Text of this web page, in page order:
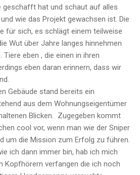
geschafft hat und schaut auf alles
wie das Projekt gewachsen ist. Die
für sich, es schlägt einem teilweise
Wut über Jahre langes hinnehmen
Tiere eben , die einen in ihren
eben daran erinnern, dass wir
Gebäude stand bereits ein
aus dem Wohnungseigentümer
Blicken. Zugegeben kommt
cool vor, wenn man wie der Sniper
um die Mission zum Erfolg zu führen.
ich dann immer bin, hab ich mich
Kopfhörern verfangen die ich noch